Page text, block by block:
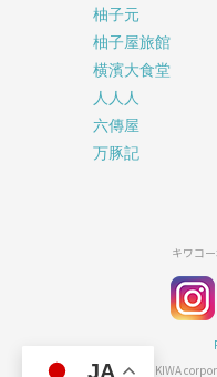
柚子元
柚子屋旅館
横濱大食堂
人人人
六傳屋
万豚記
キワコー
2026© KIWA
JA